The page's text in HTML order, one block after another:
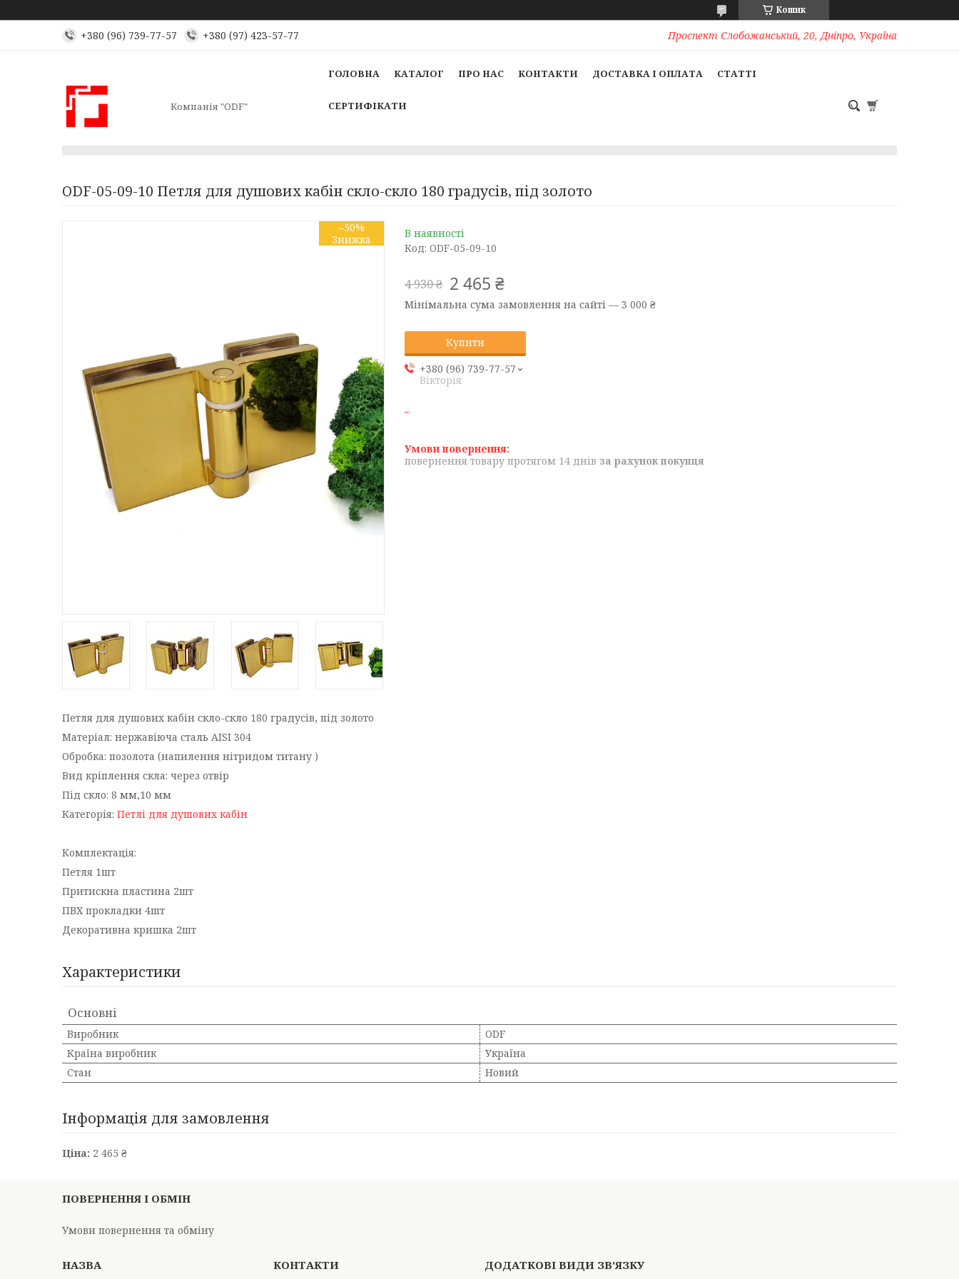
Кошик
+380 (96) 739-77-57 +380 (97) 423-57-77 Проспект Слобожанський, 20, Дніпро, Україна
Компанія "ODF"
ГОЛОВНА КАТАЛОГ ПРО НАС КОНТАКТИ ДОСТАВКА І ОПЛАТА СТАТТІ
СЕРТИФІКАТИ
ODF-05-09-10 Петля для душових кабін скло-скло 180 градусів, під золото
–50%
В наявності
Код: ODF-05-09-10
4 930 ₴ 2 465 ₴
Мінімальна сума замовлення на сайті — 3 000 ₴
Купити
+380 (96) 739-77-57
Вікторія
повернення товару протягом 14 днів за рахунок покупця
Петля для душових кабін скло-скло 180 градусів, під золото
Матеріал: нержавіюча сталь AISI 304
Обробка: позолота (напилення нітридом титану )
Вид кріплення скла: через отвір
Під скло: 8 мм,10 мм
Категорія: Петлі для душових кабін
Комплектація:
Петля 1шт
Притискна пластина 2шт
ПВХ прокладки 4шт
Декоративна кришка 2шт
Характеристики
Основні
Виробник
ODF
Країна виробник
Україна
Стан
Новий
Інформація для замовлення
Ціна: 2 465 ₴
ПОВЕРНЕННЯ І ОБМІН
Умови повернення та обміну